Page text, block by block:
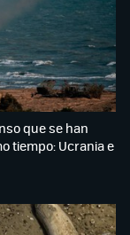
que se han
tiempo: Ucrania e